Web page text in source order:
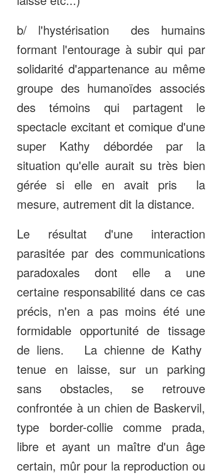
b/ l'hystérisation des humains
formant l'entourage à subir qui par
solidarité d'appartenance au même
groupe des humanoïdes associés
des témoins qui partagent le
spectacle excitant et comique d'une
super Kathy débordée par la
situation qu'elle aurait su très bien
gérée si elle en avait pris la
mesure, autrement dit la distance.
Le résultat d'une interaction
parasitée par des communications
paradoxales dont elle a une
certaine responsabilité dans ce cas
précis, n'en a pas moins été une
formidable opportunité de tissage
de liens. La chienne de Kathy
tenue en laisse, sur un parking
sans obstacles, se retrouve
confrontée à un chien de Baskervil,
type border-collie comme prada,
libre et ayant un maître d'un âge
certain, mûr pour la reproduction ou